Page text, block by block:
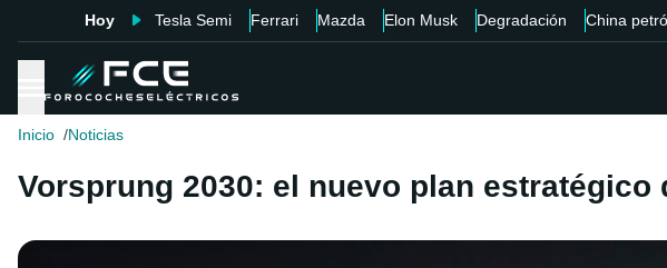
Hoy Tesla Semi Ferrari Mazda Elon Musk Degradación China
Inicio Noticias
Vorsprung 2030: el nuevo plan